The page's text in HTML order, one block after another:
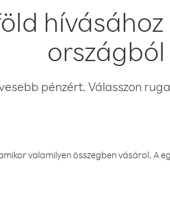
országból
pénzért. Válasszon
valamilyen összegben vásárol. A